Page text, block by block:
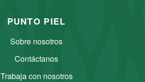
PUNTO PIEL
Sobre nosotros
Contáctanos
Trabaja con nosotros